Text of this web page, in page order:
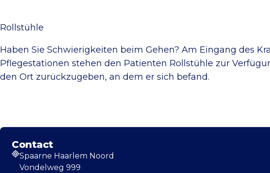
Rollstühle
Haben Sie Schwierigkeiten beim Gehen? Am Eingang des
Pflegestationen stehen den Patienten Rollstühle zur
den Ort zurückzugeben, an dem er sich befand.
Contact
Adresse
Spaarne Haarlem Noord
Vondelweg 999